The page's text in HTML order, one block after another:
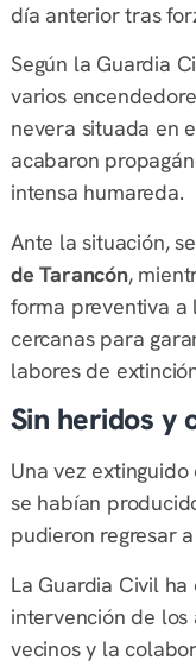
día anterior tras
Según la Guardia
varios
nevera situada en
acabaron
intensa humareda.
Ante la situación,
de Tarancón,
forma preventiva a
cercanas para
labores de
Sin heridos y
Una vez
se habían
pudieron regresar
La Guardia Civil
intervención de los
vecinos y la